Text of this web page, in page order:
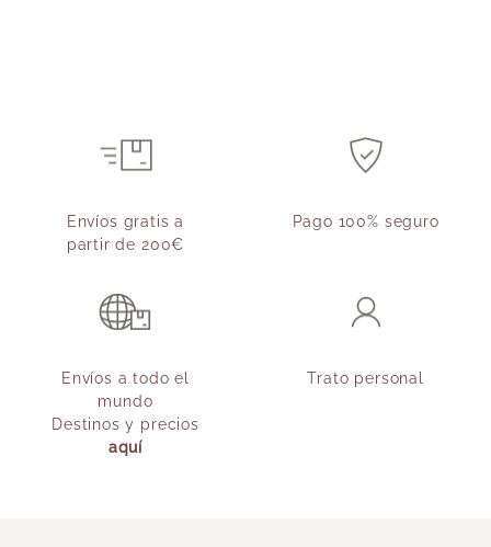
Envíos gratis a
partir de 200€
Pago 100% seguro
Envíos a todo el
mundo
Destinos y precios
aquí
Trato personal